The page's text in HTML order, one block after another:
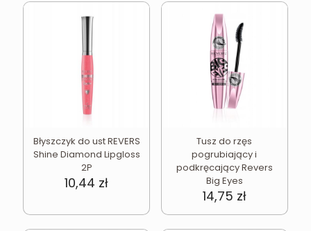
Błyszczyk do ust REVERS
Shine Diamond Lipgloss
2P
10,44 zł
Tusz do rzęs
pogrubiający i
podkręcający Revers
Big Eyes
14,75 zł